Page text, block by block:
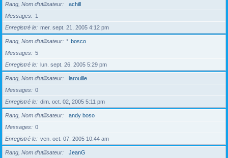
Rang, Nom d’utilisateur
achill
Messages
1
Enregistré le
mer. sept. 21, 2005 4:12 pm
Rang, Nom d’utilisateur * bosco
Messages
5
Enregistré le
lun. sept. 26, 2005 5:29 pm
Rang, Nom d’utilisateur
larouille
Messages
0
Enregistré le
dim. oct. 02, 2005 5:11 pm
Rang, Nom d’utilisateur
andy boso
Messages
0
Enregistré le
ven. oct. 07, 2005 10:44 am
Rang, Nom d’utilisateur
JeanG